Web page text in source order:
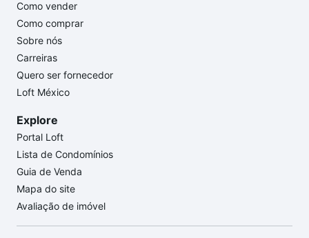
Como vender
Como comprar
Sobre nós
Carreiras
Quero ser fornecedor
Loft México
Explore
Portal Loft
Lista de Condomínios
Guia de Venda
Mapa do site
Avaliação de imóvel